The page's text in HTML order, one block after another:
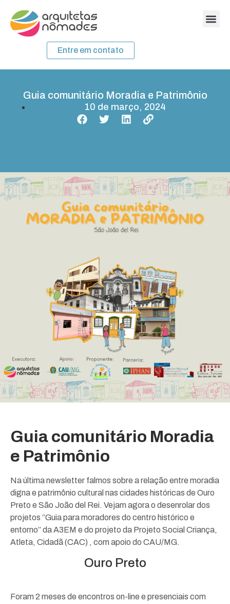
Entre em contato
Guia comunitário Moradia e Patrimônio
10 de março, 2024
Guia comunitário Moradia
e Patrimônio
Na última newsletter falmos sobre a relação entre moradia
digna e patrimônio cultural nas cidades históricas de Ouro
Preto e São João del Rei. Vejam agora o desenrolar dos
projetos “Guia para moradores do centro histórico e
entorno” da A3EM e do projeto da Projeto Social Criança,
Atleta, Cidadã (CAC) , com apoio do CAU/MG.
Ouro Preto
Foram 2 meses de encontros on-line e presenciais com